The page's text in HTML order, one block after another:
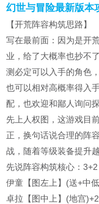
幻世与冒险最新版本
【开荒阵容构筑思路】
写在最前面：因为是开
业，给了大概率也抄不
测必定可以入手的角色
也可以相对高概率得入
配，也欢迎和鄙人询问
先上人权图，这游戏目
正，换句话说合理的阵
战，随着等级装备提升
先说阵容构筑核心：3+2
伊童【图左上】(送+中
卓拉【图中上】(地宫)+2